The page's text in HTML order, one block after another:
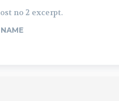
no 2 excerpt.